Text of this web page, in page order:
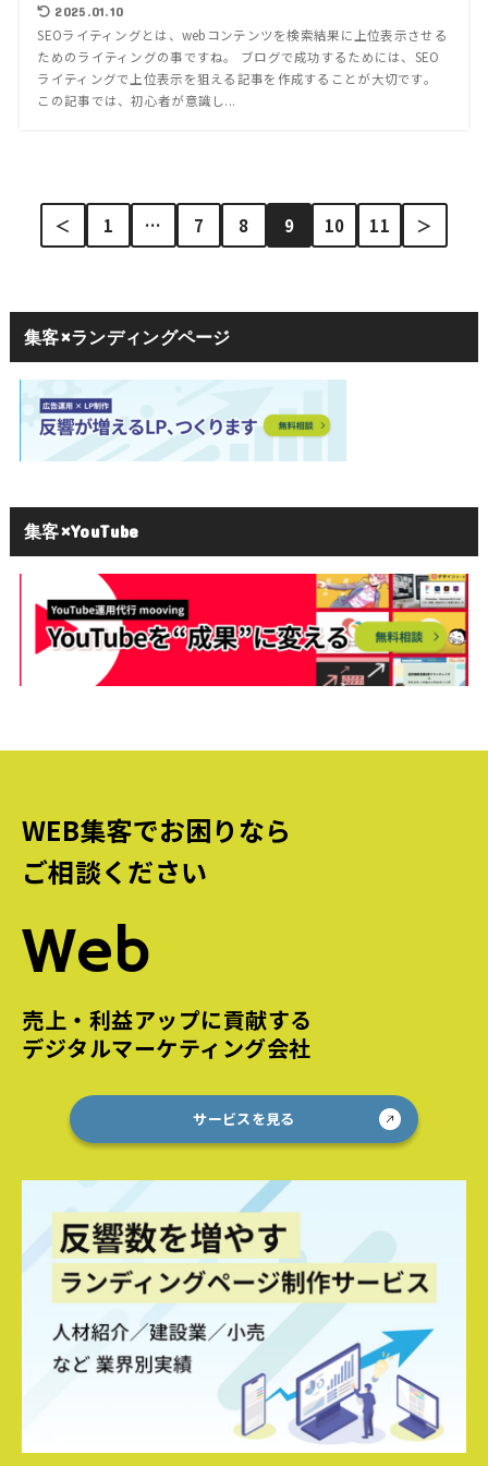
2025.01.10
SEOライティングとは、webコンテンツを検索結果に上位表示させる
ためのライティングの事ですね。 ブログで成功するためには、SEO
ライティングで上位表示を狙える記事を作成することが大切です。
この記事では、初心者が意識し...
＜ 1 … 7 8 9 10 11 ＞
集客×ランディングページ
集客×YouTube
WEB集客でお困りなら
ご相談ください
Web
売上・利益アップに貢献する
デジタルマーケティング会社
サービスを見る